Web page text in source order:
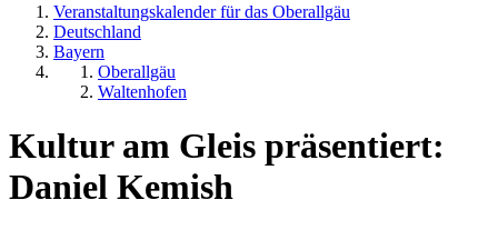
Veranstaltungskalender für das Oberallgäu
Deutschland
Bayern
Oberallgäu
Waltenhofen
Kultur am Gleis präsentiert:
Daniel Kemish